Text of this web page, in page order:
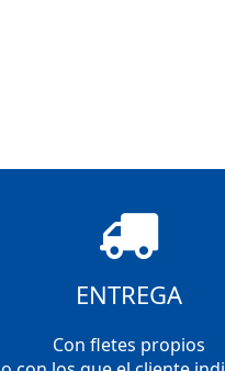
ENTREGA
Con fletes propios